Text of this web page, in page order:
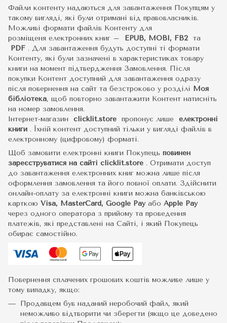
Файли контенту надаються для завантаження Покупцям у
такому вигляді, які були отримані від правовласників.
Можливі формати файлів Контенту для
розміщеня електронних книг –
EPUB, MOBI, FB2 та
PDF . Для завантаження будуть доступні ті формати
Контенту, які були зазначені в характеристиках товару
книги на момент підтвердження Замовлення. Після
покупки Контент доступний для завантаження одразу
після повернення на сайт та безстроково у розділі Моя
бібліотека, щоб повторно завантажити Контент натисніть
на номер замовлення.
Інтернет-магазин clicklit.store пропонує лише електронні
книги . Їхній контент доступний тільки у вигляді файлів в
електронному (цифровому) форматі.
Щоб замовити електронні книги Покупець повинен
зареєструватися на сайті clicklit.store . Отримати доступ
до завантаження електронних книг можна лише після
оформлення замовлення та його повної оплати. Здійснити
онлайн-оплату за електронні книги можна банківською
карткою Visa, MasterCard, Google Pay або Apple Pay
через одного оператора з прийому та проведення
платежів, які представлені на Сайті, і який Покупець
обирає самостійно.
Повернення сплачених грошових коштів можливе лише у
тому випадку, якщо:
Продавцем був наданий неробочий файл, який
неможливо відтворити чи зберегти (якщо це доведено